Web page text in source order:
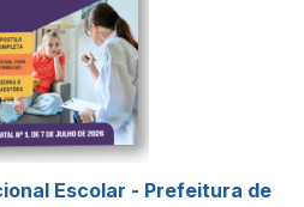
Escolar - Prefeitura de